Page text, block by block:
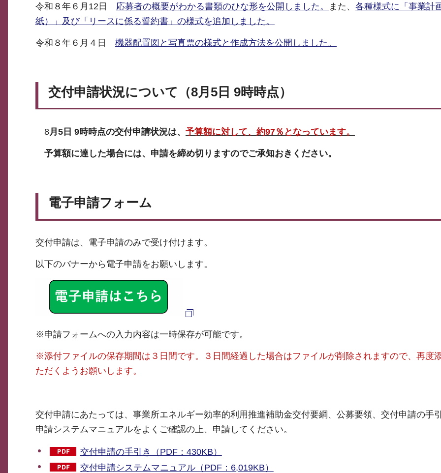
令和８年６月12日 応募者の概要がわかる書類のひな形を公開しました。 また、 各種様式に「事業計
紙）」及び「リースに係る誓約書」の様式を追加しました。
令和８年６月４日 機器配置図と写真票の様式と作成方法を公開しました。
交付申請状況について（8月5日 9時時点）
8月5日 9時時点の交付申請状況は、 予算額に対して、約97％となっています。
予算額に達した場合には、申請を締め切りますのでご承知おきください。
電子申請フォーム
交付申請は、電子申請のみで受け付けます。
以下のバナーから電子申請をお願いします。
※申請フォームへの入力内容は一時保存が可能です。
※添付ファイルの保存期間は３日間です。３日間経過した場合はファイルが削除されますので、再度
ただくようお願いします。
交付申請にあたっては、事業所エネルギー効率的利用推進補助金交付要綱、公募要領、交付申請の手
申請システムマニュアルをよくご確認の上、申請してください。
交付申請の手引き（PDF：430KB）
交付申請システムマニュアル（PDF：6,019KB）